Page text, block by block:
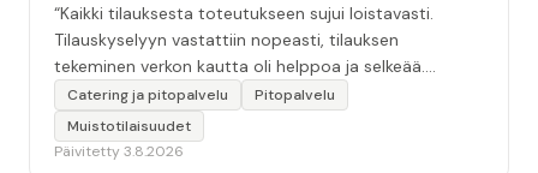
“Kaikki tilauksesta toteutukseen sujui loistavasti.
Tilauskyselyyn vastattiin nopeasti, tilauksen
tekeminen verkon kautta oli helppoa ja selkeää.
Kävimme tilauksen vielä kahteen kertaan puhelimessa
läpi, että kaikki seikat oltiin varmasti huomioitu.
Tilaisuudessa tarjoilija oli todella ammatti-ihminen.
Catering ja pitopalvelu
Pitopalvelu
Muistotilaisuudet
Päivitetty 3.8.2026